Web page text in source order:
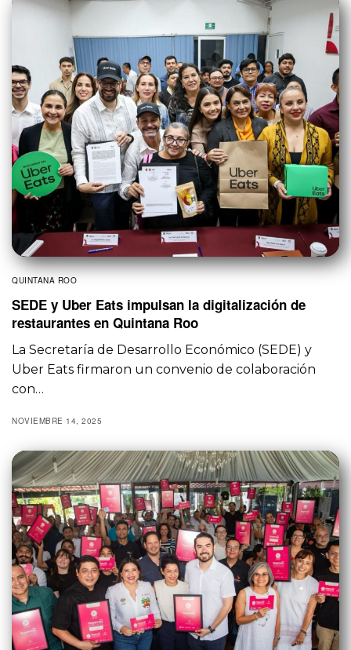
QUINTANA ROO
SEDE y Uber Eats impulsan la digitalización de
restaurantes en Quintana Roo
La Secretaría de Desarrollo Económico (SEDE) y
Uber Eats firmaron un convenio de colaboración
con…
NOVIEMBRE 14, 2025